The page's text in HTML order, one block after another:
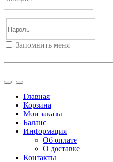
Запомнить меня
Главная
Корзина
Мои заказы
Баланс
Информация
Об оплате
О доставке
Контакты